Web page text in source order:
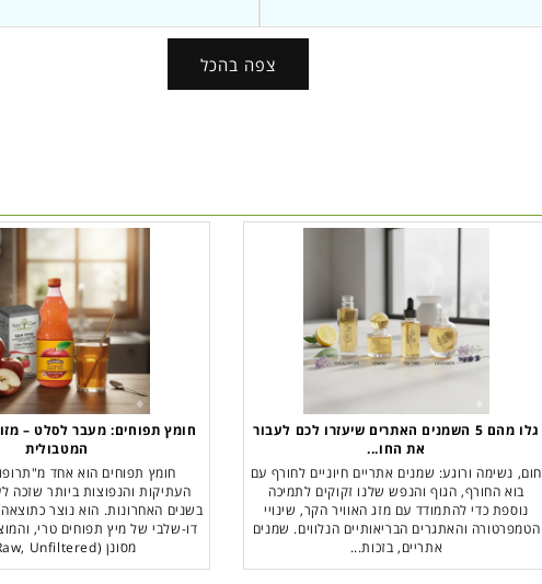
צפה בהכל
גלו מהם 5 השמנים האתרים שיעזרו לכם לעבור
את החו...
חום, נשימה ורוגע: שמנים אתריים חיוניים לחורף עם
בוא החורף, הגוף והנפש שלנו זקוקים לתמיכה
נוספת כדי להתמודד עם מזג האוויר הקר, שינויי
הטמפרטורה והאתגרים הבריאותיים הנלווים. שמנים
אתריים, בזכות...
חומץ תפוחים: מעבר לסלט –
המטבולית
חומץ תפוחים הוא אחד
העתיקות והנפוצות ביותר שזכה
בשנים האחרונות. הוא נוצר
דו-שלבי של מיץ תפוחים טרי,
מסונן (Raw, Unfiltered)...